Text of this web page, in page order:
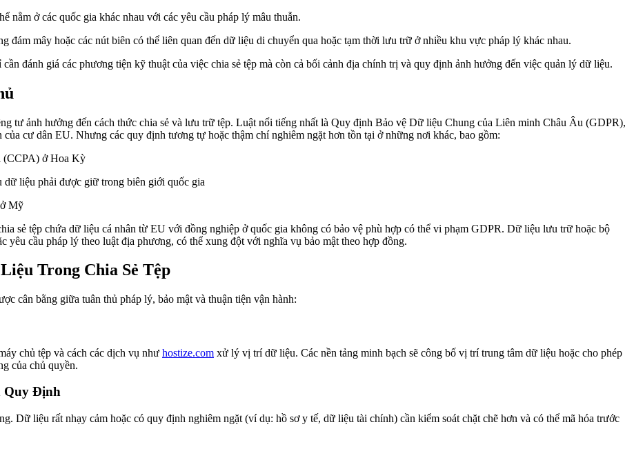
nằm ở các quốc gia khác nhau với các yêu cầu pháp lý mâu thuẫn.
đám mây hoặc các nút biên có thể liên quan đến dữ liệu di chuyển qua hoặc tạm thời lưu trữ ở nhiều khu vực pháp lý khác nhau.
đánh giá các phương tiện kỹ thuật của việc chia sẻ tệp mà còn cả bối cảnh địa chính trị và quy định ảnh hưởng đến việc quản lý dữ liệu.
tư ảnh hưởng đến cách thức chia sẻ và lưu trữ tệp. Luật nổi tiếng nhất là Quy định Bảo vệ Dữ liệu Chung của Liên minh Châu Âu (GDPR),
cư dân EU. Nhưng các quy định tương tự hoặc thậm chí nghiêm ngặt hơn tồn tại ở những nơi khác, bao gồm:
(CCPA) ở Hoa Kỳ
liệu phải được giữ trong biên giới quốc gia
Mỹ
sẻ tệp chứa dữ liệu cá nhân từ EU với đồng nghiệp ở quốc gia không có bảo vệ phù hợp có thể vi phạm GDPR. Dữ liệu lưu trữ hoặc bộ
yêu cầu pháp lý theo luật địa phương, có thể xung đột với nghĩa vụ bảo mật theo hợp đồng.
Trong Chia Sẻ Tệp
cân bằng giữa tuân thủ pháp lý, bảo mật và thuận tiện vận hành:
chủ tệp và cách các dịch vụ như hostize.com xử lý vị trí dữ liệu. Các nền tảng minh bạch sẽ công bố vị trí trung tâm dữ liệu hoặc cho phép
của chủ quyền.
Quy Định
Dữ liệu rất nhạy cảm hoặc có quy định nghiêm ngặt (ví dụ: hồ sơ y tế, dữ liệu tài chính) cần kiểm soát chặt chẽ hơn và có thể mã hóa trước